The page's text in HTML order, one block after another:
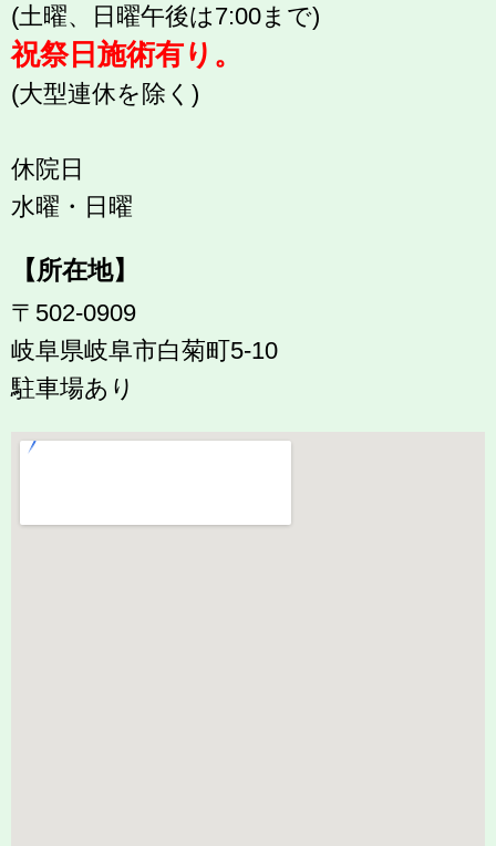
(土曜、日曜午後は7:00まで)
祝祭日施術有り。
(大型連休を除く)
休院日
水曜・日曜
【所在地】
〒502-0909
岐阜県岐阜市白菊町5-10
駐車場あり